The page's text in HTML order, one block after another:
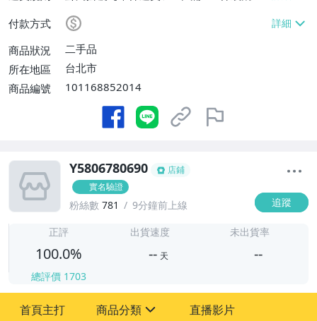
滿$20000免運費】
付款方式
商品狀況
二手品
所在地區
台北市
商品編號
101168852014
Y5806780690
店鋪
實名驗證
粉絲數 781 9分鐘前上線 追蹤
正評
100.0%
總評價 1703
出貨速度
-- 天
未出貨率
--
首頁主打 商品分類 直播影片